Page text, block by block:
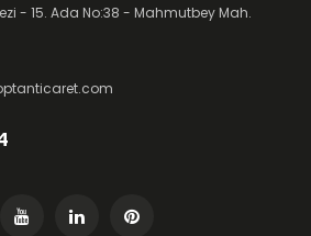
- 15. Ada No:38 - Mahmutbey Mah.